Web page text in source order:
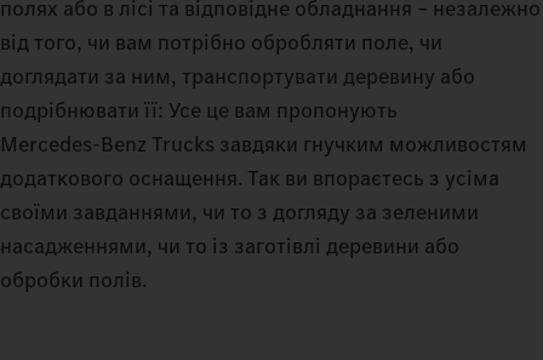
полях або в лісі та відповідне обладнання – незалежно
від того, чи вам потрібно обробляти поле, чи
доглядати за ним, транспортувати деревину або
подрібнювати її: Усе це вам пропонують
Mercedes‑Benz Trucks завдяки гнучким можливостям
додаткового оснащення. Так ви впораєтесь з усіма
своїми завданнями, чи то з догляду за зеленими
насадженнями, чи то із заготівлі деревини або
обробки полів.